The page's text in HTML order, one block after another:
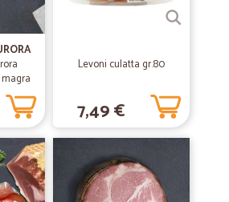
circa
Levoni culatta gr.80
7,49 €